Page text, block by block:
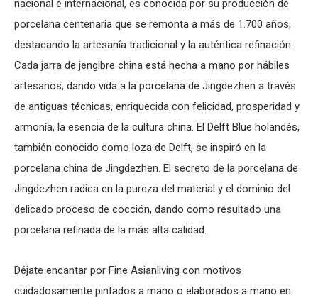
nacional e internacional, es conocida por su producción de
porcelana centenaria que se remonta a más de 1.700 años,
destacando la artesanía tradicional y la auténtica refinación.
Cada jarra de jengibre china está hecha a mano por hábiles
artesanos, dando vida a la porcelana de Jingdezhen a través
de antiguas técnicas, enriquecida con felicidad, prosperidad y
armonía, la esencia de la cultura china. El Delft Blue holandés,
también conocido como loza de Delft, se inspiró en la
porcelana china de Jingdezhen. El secreto de la porcelana de
Jingdezhen radica en la pureza del material y el dominio del
delicado proceso de cocción, dando como resultado una
porcelana refinada de la más alta calidad.
Déjate encantar por Fine Asianliving con motivos
cuidadosamente pintados a mano o elaborados a mano en